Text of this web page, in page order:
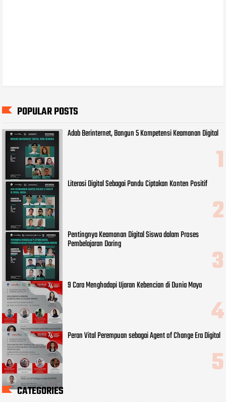
POPULAR POSTS
Adab Berinternet, Bangun 5 Kompetensi Keamanan Digital
Literasi Digital Sebagai Pandu Ciptakan Konten Positif
Pentingnya Keamanan Digital Siswa dalam Proses
Pembelajaran Daring
9 Cara Menghadapi Ujaran Kebencian di Dunia Maya
Peran Vital Perempuan sebagai Agent of Change Era Digital
CATEGORIES